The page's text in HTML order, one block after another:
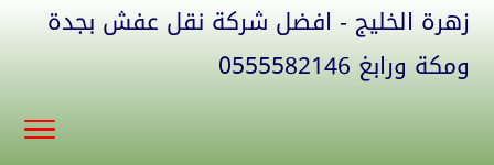
زهرة الخليج - افضل شركة نقل عفش بجدة
ومكة ورابغ 0555582146